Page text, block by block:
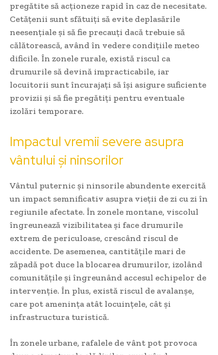
pregătite să acționeze rapid în caz de necesitate.
Cetățenii sunt sfătuiți să evite deplasările
neesențiale și să fie precauți dacă trebuie să
călătorească, având în vedere condițiile meteo
dificile. În zonele rurale, există riscul ca
drumurile să devină impracticabile, iar
locuitorii sunt încurajați să își asigure suficiente
provizii și să fie pregătiți pentru eventuale
izolări temporare.
Impactul vremii severe asupra
vântului și ninsorilor
Vântul puternic și ninsorile abundente exercită
un impact semnificativ asupra vieții de zi cu zi în
regiunile afectate. În zonele montane, viscolul
îngreunează vizibilitatea și face drumurile
extrem de periculoase, crescând riscul de
accidente. De asemenea, cantitățile mari de
zăpadă pot duce la blocarea drumurilor, izolând
comunitățile și îngreunând accesul echipelor de
intervenție. În plus, există riscul de avalanșe,
care pot amenința atât locuințele, cât și
infrastructura turistică.
În zonele urbane, rafalele de vânt pot provoca